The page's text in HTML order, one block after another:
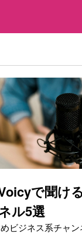
Voicyで聞け
ル5選
ビジネス系チャ